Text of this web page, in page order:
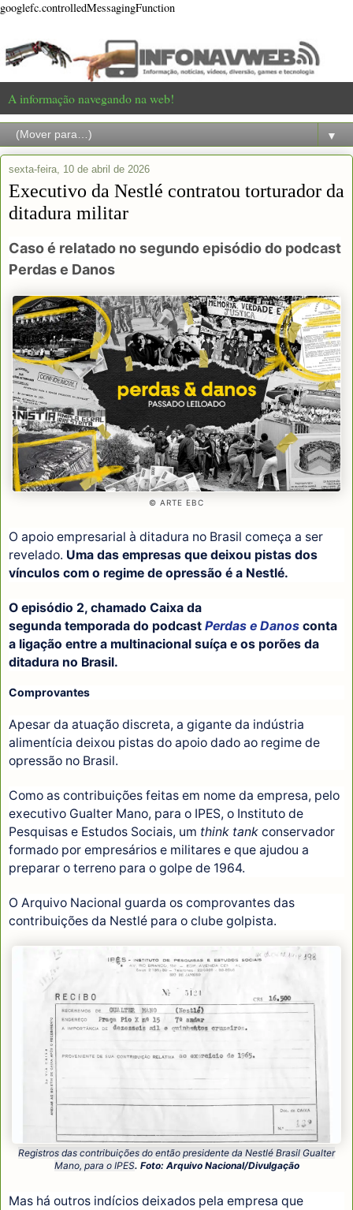
googlefc.controlledMessagingFunction
A informação navegando na web!
▼
sexta-feira, 10 de abril de 2026
Executivo da Nestlé contratou torturador da
ditadura militar
Caso é relatado no segundo episódio do podcast
Perdas e Danos
© ARTE EBC
O apoio empresarial à ditadura no Brasil começa a ser
revelado. Uma das empresas que deixou pistas dos
vínculos com o regime de opressão é a Nestlé.
O episódio 2, chamado Caixa da
segunda temporada do podcast Perdas e Danos conta
a ligação entre a multinacional suíça e os porões da
ditadura no Brasil.
Comprovantes
Apesar da atuação discreta, a gigante da indústria
alimentícia deixou pistas do apoio dado ao regime de
opressão no Brasil.
Como as contribuições feitas em nome da empresa, pelo
executivo Gualter Mano, para o IPES, o Instituto de
Pesquisas e Estudos Sociais, um think tank conservador
formado por empresários e militares e que ajudou a
preparar o terreno para o golpe de 1964.
O Arquivo Nacional guarda os comprovantes das
contribuições da Nestlé para o clube golpista.
Registros das contribuições do então presidente da Nestlé Brasil Gualter
Mano, para o IPES. Foto: Arquivo Nacional/Divulgação
Mas há outros indícios deixados pela empresa que